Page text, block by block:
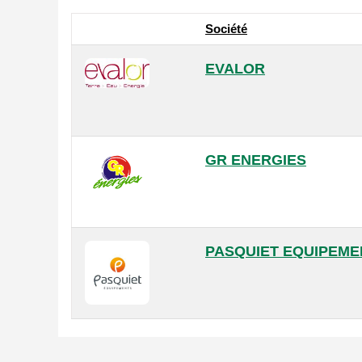
Société
EVALOR
GR ENERGIES
PASQUIET